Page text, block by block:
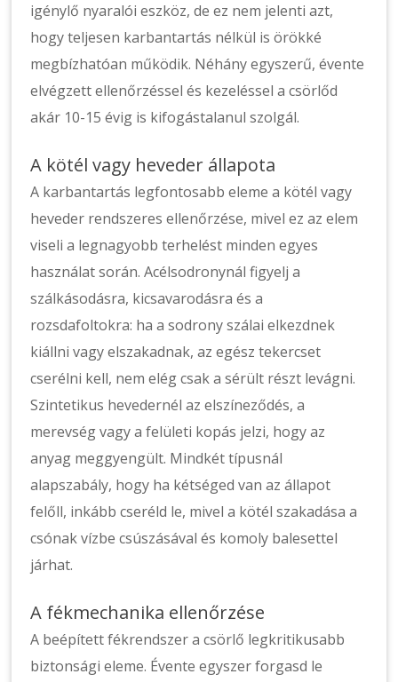
igénylő nyaralói eszköz, de ez nem jelenti azt,
hogy teljesen karbantartás nélkül is örökké
megbízhatóan működik. Néhány egyszerű, évente
elvégzett ellenőrzéssel és kezeléssel a csörlőd
akár 10-15 évig is kifogástalanul szolgál.
A kötél vagy heveder állapota
A karbantartás legfontosabb eleme a kötél vagy
heveder rendszeres ellenőrzése, mivel ez az elem
viseli a legnagyobb terhelést minden egyes
használat során. Acélsodronynál figyelj a
szálkásodásra, kicsavarodásra és a
rozsdafoltokra: ha a sodrony szálai elkezdnek
kiállni vagy elszakadnak, az egész tekercset
cserélni kell, nem elég csak a sérült részt levágni.
Szintetikus hevedernél az elszíneződés, a
merevség vagy a felületi kopás jelzi, hogy az
anyag meggyengült. Mindkét típusnál
alapszabály, hogy ha kétséged van az állapot
felőll, inkább cseréld le, mivel a kötél szakadása a
csónak vízbe csúszásával és komoly balesettel
járhat.
A fékmechanika ellenőrzése
A beépített fékrendszer a csörlő legkritikusabb
biztonsági eleme. Évente egyszer forgasd le